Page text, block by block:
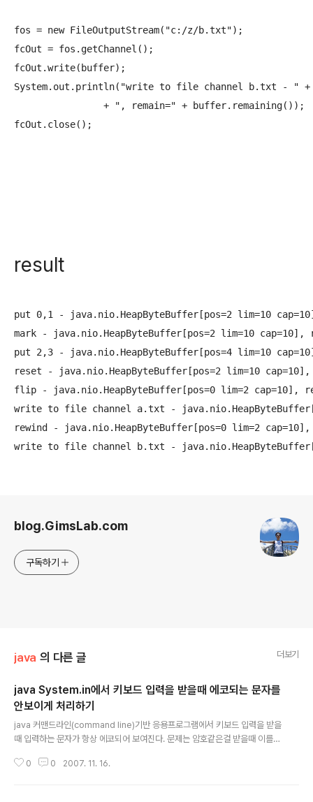
fos = new FileOutputStream("c:/z/b.txt");
fcOut = fos.getChannel();
fcOut.write(buffer);
System.out.println("write to file channel b.txt - " +
fcOut.close();
result
put 0,1 - java.nio.HeapByteBuffer[pos=2 lim=10
mark - java.nio.HeapByteBuffer[pos=2 lim=10 cap=10],
put 2,3 - java.nio.HeapByteBuffer[pos=4 lim=10
reset - java.nio.HeapByteBuffer[pos=2 lim=10 cap=10],
flip - java.nio.HeapByteBuffer[pos=0 lim=2 cap=10],
write to file channel a.txt -
rewind - java.nio.HeapByteBuffer[pos=0 lim=2 cap=10],
blog.GimsLab.com
구독하기
java 의 다른 글 더보기
java System.in에서 키보드 입력을 받을때 에코되는 문자를
안보이게 처리하기
java 커맨드라인(command line)기반 응용프로그램에서 키보드 입력을 받을
때 입력하는 문자가 항상 에코되어 보여진다. 문제는 암호같은걸 받을때 이를
쓰레드를 이용한 대안이 있다. # 쓰레드 // 키보드 입력시 에코문자를 지워줄 쓰
0 0 2007. 11. 16.